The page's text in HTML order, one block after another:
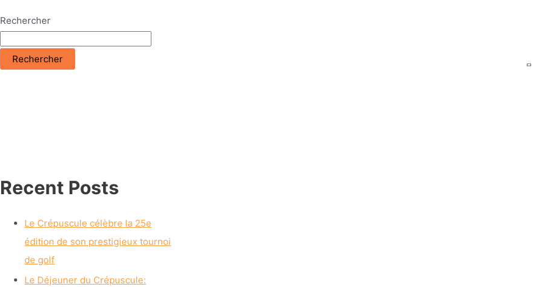
Rechercher
Rechercher
Recent Posts
Le Crépuscule célèbre la 25e
édition de son prestigieux tournoi
de golf
Le Déjeuner du Crépuscule: